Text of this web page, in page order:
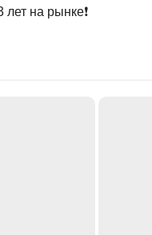
лет на рынке❗️